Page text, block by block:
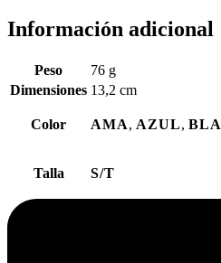
Información adicional
Peso
76 g
Dimensiones 13,2 cm
Color AMA, AZUL, BLA
Talla S/T